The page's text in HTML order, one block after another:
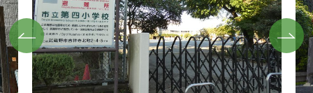
Previous Next